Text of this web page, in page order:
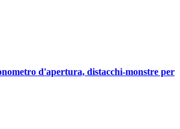
d'apertura, distacchi-monstre per